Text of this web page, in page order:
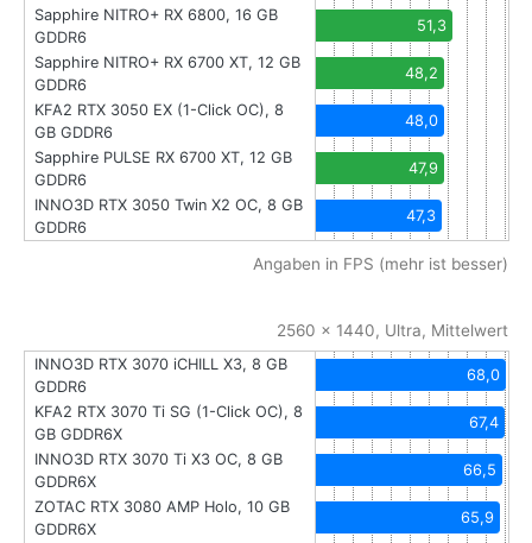
Sapphire NITRO+ RX 6800, 16 GB
GDDR6
51,3
Sapphire NITRO+ RX 6700 XT, 12 GB
GDDR6
48,2
KFA2 RTX 3050 EX (1-Click OC), 8
GB GDDR6
48,0
Sapphire PULSE RX 6700 XT, 12 GB
GDDR6
47,9
INNO3D RTX 3050 Twin X2 OC, 8 GB
GDDR6
47,3
Angaben in FPS (mehr ist besser)
2560 x 1440, Ultra, Mittelwert
INNO3D RTX 3070 iCHILL X3, 8 GB
GDDR6
68,0
KFA2 RTX 3070 Ti SG (1-Click OC), 8
GB GDDR6X
67,4
INNO3D RTX 3070 Ti X3 OC, 8 GB
GDDR6X
66,5
ZOTAC RTX 3080 AMP Holo, 10 GB
GDDR6X
65,9